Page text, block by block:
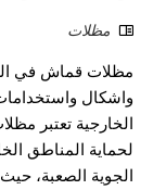
مظلات
مظلات قماش في
واشكال
الخارجية تعتبر
لحماية المناطق
الجوية الصعبة،